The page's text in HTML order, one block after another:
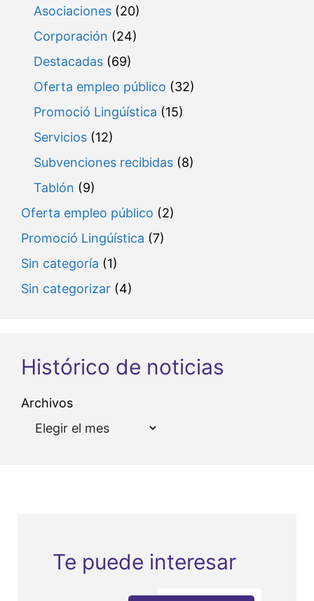
Asociaciones (20)
Corporación (24)
Destacadas (69)
Oferta empleo público (32)
Promoció Lingúística (15)
Servicios (12)
Subvenciones recibidas (8)
Tablón (9)
Oferta empleo público (2)
Promoció Lingúística (7)
Sin categoría (1)
Sin categorizar (4)
Histórico de noticias
Archivos
Te puede interesar